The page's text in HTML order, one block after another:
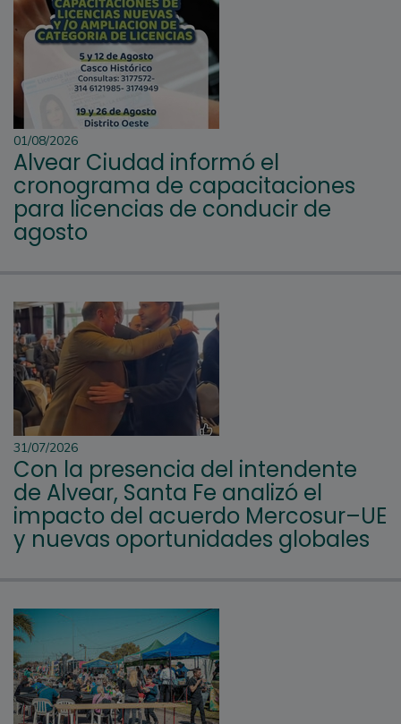
01/08/2026
Alvear Ciudad informó el
cronograma de capacitaciones
para licencias de conducir de
agosto
31/07/2026
Con la presencia del intendente
de Alvear, Santa Fe analizó el
impacto del acuerdo Mercosur–UE
y nuevas oportunidades globales